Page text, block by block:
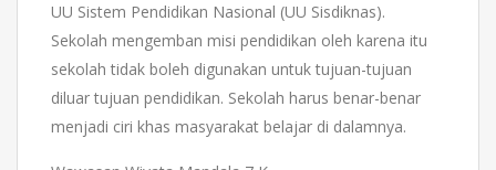
UU Sistem Pendidikan Nasional (UU Sisdiknas).
Sekolah mengemban misi pendidikan oleh karena itu
sekolah tidak boleh digunakan untuk tujuan-tujuan
diluar tujuan pendidikan. Sekolah harus benar-benar
menjadi ciri khas masyarakat belajar di dalamnya.